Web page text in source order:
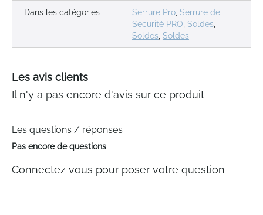
Dans les catégories Serrure Pro, Serrure de
Sécurité PRO Soldes
Soldes Soldes
Les avis clients
Il n'y a pas encore d'avis sur ce produit
Les questions / réponses
Pas encore de questions
Connectez vous pour poser votre question